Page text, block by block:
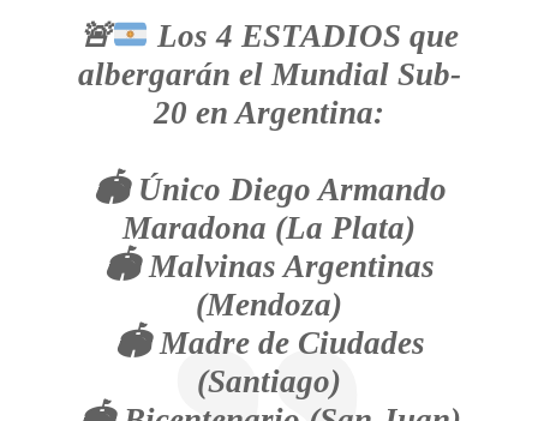
🚨
Los 4 ESTADIOS que
albergarán el Mundial Sub-
20 en Argentina:
🏟️ Único Diego Armando
Maradona (La Plata)
🏟️ Malvinas Argentinas
(Mendoza)
🏟️ Madre de Ciudades
(Santiago)